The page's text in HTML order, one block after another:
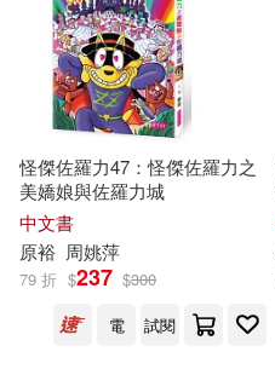
怪傑佐羅力47：怪傑佐羅力之
美嬌娘與佐羅力城
中文書
原裕 周姚萍
79 折 $237 $300
電
試閱